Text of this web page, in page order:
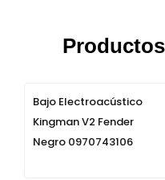
Bajo Electroacústico
Kingman V2 Fender
Negro 0970743106